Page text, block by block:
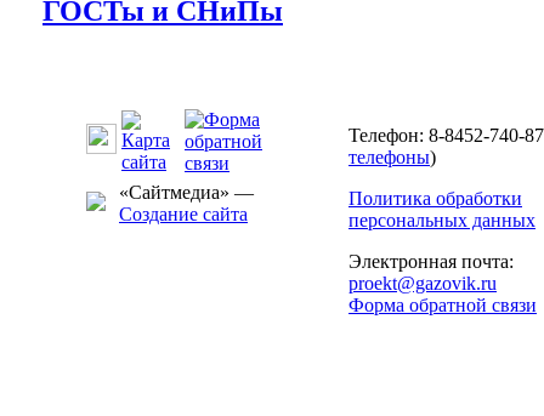
ГОСТы и СНиПы
«Сайтмедиа» —
Создание сайта
Телефон: 8-8452-740-
телефоны)
Политика обработки
персональных данных
Электронная почта:
proekt@gazovik.ru
Форма обратной связи